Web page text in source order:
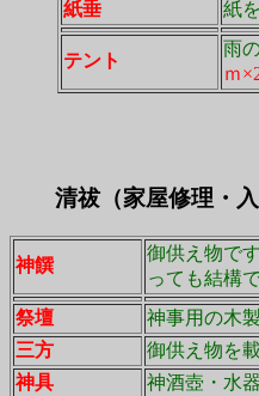
紙垂
紙
テント
雨
ｍ
清祓（家屋修理・入
神饌
御供え物で
っても結構で
祭壇
神事用の木
三方
御供え物を
神具
神酒壺・水